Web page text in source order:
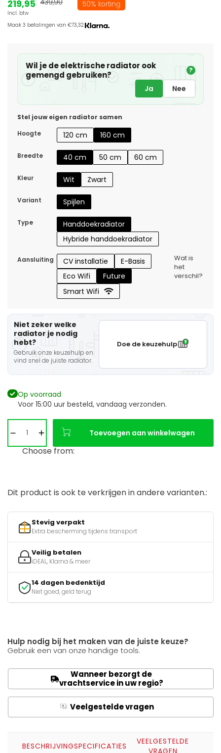
219,95
Incl. btw
439,90 50% korting
Maak 3 betalingen van €73,32.
Wil je de elektrische radiator ook
gemengd gebruiken?
?
Ja Nee
Stel jouw eigen radiator samen
Hoogte
120 cm 160 cm
Breedte 40 cm 50 cm 60 cm
Kleur Wit Zwart
Variant Spijlen
Type
Handdoekradiator
Hybride handdoekradiator
Aansluiting CV installatie
E-Basis
Eco Wifi
Future
Smart Wifi
Wat is
het
verschil?
Niet zeker welke
radiator je nodig
hebt?
Gebruik onze keuzehulp en
vind snel de juiste radiator.
Doe de keuzehulp
Op voorraad
Voor 15:00 uur besteld, vandaag verzonden.
Toevoegen aan winkelwagen
Choose from:
Dit product is ook te verkrijgen in andere varianten.:
Stevig verpakt
Extra bescherming tijdens transport
Veilig betalen
iDEAL, Klarna & meer
14 dagen bedenktijd
Niet goed, geld terug
Hulp nodig bij het maken van de juiste keuze?
Gebruik een van onze handige tools.
Wanneer bezorgt de
vrachtservice in uw regio?
Q Veelgestelde vragen
BESCHRIJVINGSPECIFICATIES
VEELGESTELDE